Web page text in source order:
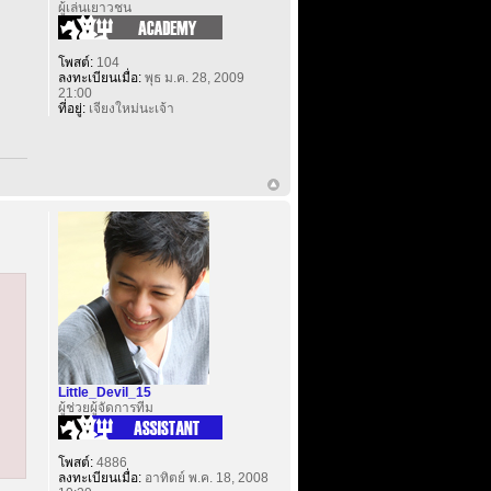
ผู้เล่นเยาวชน
โพสต์:104
ลงทะเบียนเมื่อ:พุธ ม.ค. 28, 2009
21:00
ที่อยู่:เจียงใหม่นะเจ้า
Little_Devil_15
ผู้ช่วยผู้จัดการทีม
โพสต์:4886
ลงทะเบียนเมื่อ:อาทิตย์ พ.ค. 18, 2008